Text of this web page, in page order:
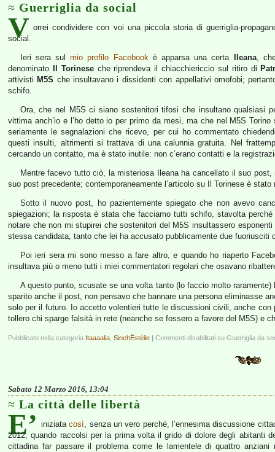
Guerriglia da social
V orrei condividere con voi una piccola storia di guerriglia-
social.
Ieri sera sulmio profilo Facebookè apparsa una certa Ileana,
denominato
Il Torineseche riprendeva il chiacchiericcio sul ritiro di
attivisti M5S che insultavano i dissidenti con appellativi omofobi;
schifo.
Ora, che nel M5S ci siano sostenitori tifosi che insultano qualsiasi
vittima anch’io e l’ho detto io per primo da mesi, ma che nel M5S
seriamente le segnalazioni che ricevo, per cui ho commentato
questi insulti, altrimenti si trattava di una calunnia gratuita. Nel
cercando un contatto, ma è stato inutile: non c’erano contatti e la
Mentre facevo tutto ciò, la misteriosa Ileana ha cancellato il suo
suo post precedente; contemporaneamente l’articolo su Il Torinese è
Sotto il nuovo post, ho pazientemente spiegato che non avevo
spiegazioni; la risposta è stata che facciamo tutti schifo, stavolta
notare che non mi stupirei che sostenitori del M5S insultassero
stessa candidata; tanto che lei ha accusato pubblicamente due fuoriusciti
Poi ieri sera mi sono messo a fare altro, e quando ho riaperto
insultava più o meno tutti i miei commentatori regolari che osavano
A questo punto, scusate se una volta tanto (lo faccio molto
sparito anche il post, non pensavo che bannare una persona eliminasse
solo per il futuro. Io accetto volentieri tutte le discussioni civili, anche
tollero chi sparge falsità in rete (neanche se fossero a favore del M5S) e
Pubblicato nella categoria Itaaaalia SinchËstèile | Commenti disabilitati su Guerriglia da
Sabato 12 Marzo 2016, 13:04
La città delle libertà
E’ iniziatacosì, senza un vero perché, l’ennesima discussione
2012, quando raccolsi per la prima volta il grido di dolore degli abitanti
cittadina far passare il problema come le lamentele di quattro